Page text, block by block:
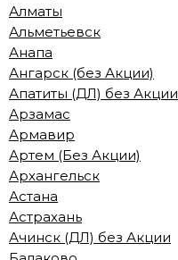
Алматы
Альметьевск
Анапа
Ангарск (без Акции)
Апатиты (ДЛ) без Акции
Арзамас
Армавир
Артем (Без Акции)
Архангельск
Астана
Астрахань
Ачинск (ДЛ) без Акции